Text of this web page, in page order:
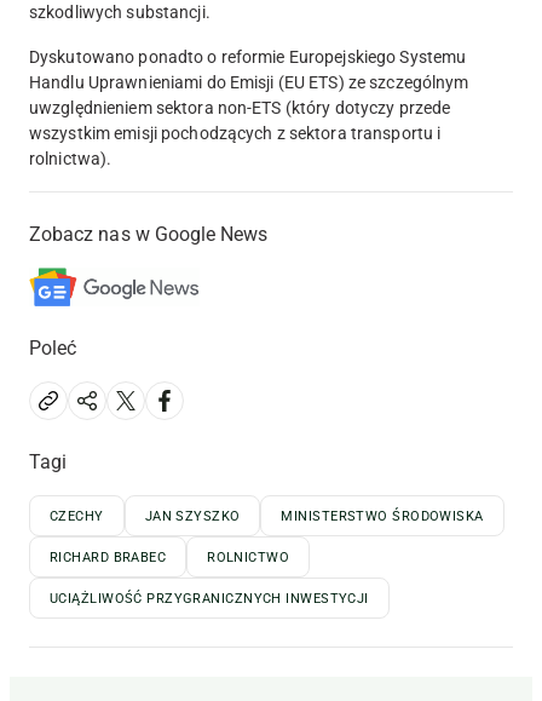
szkodliwych substancji.
Dyskutowano ponadto o reformie Europejskiego Systemu
Handlu Uprawnieniami do Emisji (EU ETS) ze szczególnym
uwzględnieniem sektora non-ETS (który dotyczy przede
wszystkim emisji pochodzących z sektora transportu i
rolnictwa).
Zobacz nas w Google News
Poleć
Tagi
CZECHY JAN SZYSZKO MINISTERSTWO ŚRODOWISKA
RICHARD BRABEC ROLNICTWO
UCIĄŻLIWOŚĆ PRZYGRANICZNYCH INWESTYCJI